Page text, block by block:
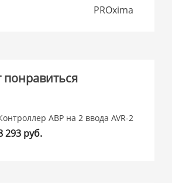
PROxima
АВР на 2 ввода AVR-2
293 руб.